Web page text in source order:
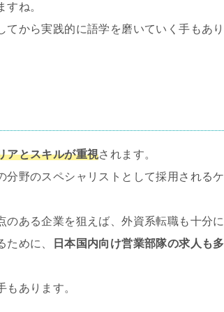
ね。
てから実践的に語学を磨いていく手もあり
アとスキルが重視されます。
分野のスペシャリストとして採用されるケ
のある企業を狙えば、外資系転職も十分に
めに、
日本国内向け営業部隊の求人も多
あります。